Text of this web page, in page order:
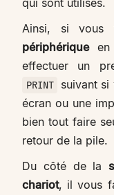
qui sont utilisés.
Ainsi, si vous
périphériqueen
effectuer un
PRINT
suivant si
écran ou une
bien tout faire
retour de la pile.
Du côté de la
chariot, il vous